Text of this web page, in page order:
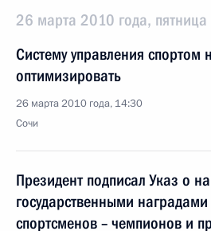
26 марта 2010 года, пятница
Систему управления спортом
оптимизировать
26 марта 2010 года, 14:30
Сочи
Президент подписал Указ о
государственными наградами
спортсменов – чемпионов и